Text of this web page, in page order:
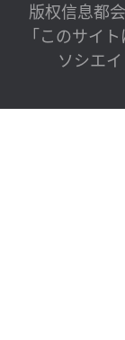
版权信息都
「このサイ
ソシエ